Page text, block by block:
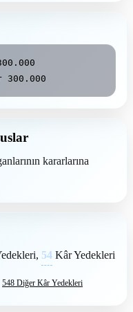
300.000
kararlarına
54 Kâr Yedekleri
548 Diğer Kâr Yedekleri